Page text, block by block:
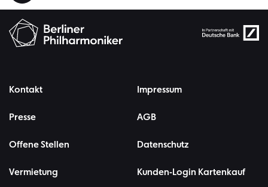
Kontakt
Presse
Offene Stellen
Vermietung
Impressum
AGB
Datenschutz
Kunden-Login Kartenkauf